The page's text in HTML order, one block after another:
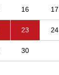
16 17
23 24
30